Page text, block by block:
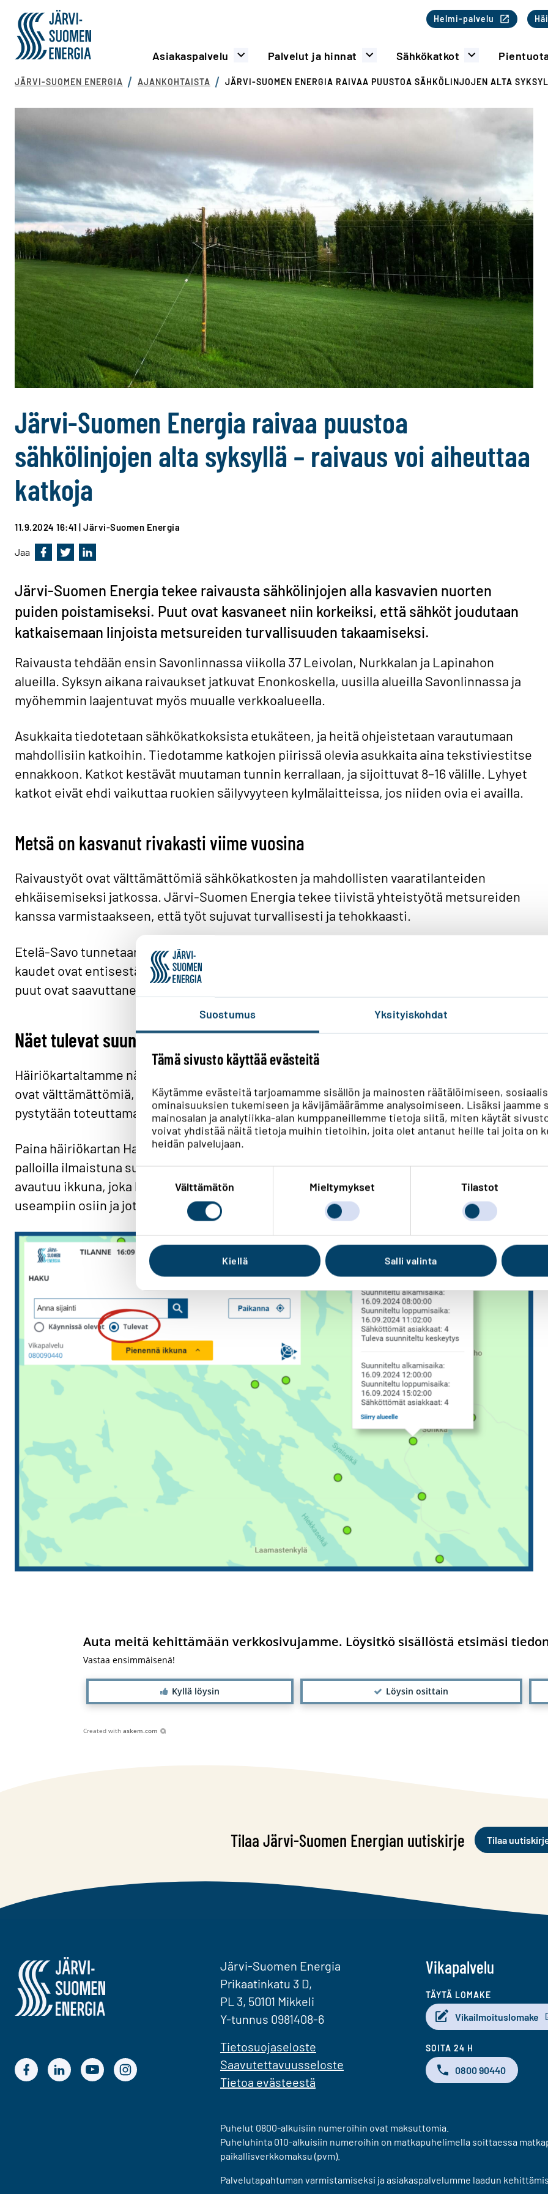
Suostumus Yksityiskohdat
Tämä sivusto käyttää evästeitä
Käytämme evästeitä tarjoamamme sisällön ja mainosten räätälöimiseen,
ominaisuuksien tukemiseen ja kävijämäärämme analysoimiseen. Lisäksi jaamme
mainosalan ja analytiikka-alan kumppaneillemme tietoja siitä, miten käytät
voivat yhdistää näitä tietoja muihin tietoihin, joita olet antanut heille tai joita on
heidän palvelujaan.
Suostumuksen
valinta
Välttämätön Mieltymykset Tilastot
Kiellä Salli valinta
Siirry sisältöön
Järvi-Suomen Energia Toinen
Helmi-palvelu
Päävalikko
Asiakaspalvelu Palvelut ja hinnat Sähkökatkot
JÄRVI-SUOMEN ENERGIA AJANKOHTAISTA JÄRVI-SUOMEN ENERGIA RAIVAA PUUSTOA SÄHKÖLINJOJEN ALTA
Järvi-Suomen Energia raivaa puustoa
sähkölinjojen alta syksyllä – raivaus voi aiheuttaa
katkoja
11.9.2024 16:41 | Järvi-Suomen Energia
Jaa Jaa Facebookissa
Jaa Twitterissä
Jaa Linkedinissä
Järvi-Suomen Energia tekee raivausta sähkölinjojen alla kasvavien nuorten
puiden poistamiseksi. Puut ovat kasvaneet niin korkeiksi, että sähköt joudutaan
katkaisemaan linjoista metsureiden turvallisuuden takaamiseksi.
Raivausta tehdään ensin Savonlinnassa viikolla 37 Leivolan, Nurkkalan ja Lapinahon
alueilla. Syksyn aikana raivaukset jatkuvat Enonkoskella, uusilla alueilla Savonlinnassa ja
myöhemmin laajentuvat myös muualle verkkoalueella.
Asukkaita tiedotetaan sähkökatkoksista etukäteen, ja heitä ohjeistetaan varautumaan
mahdollisiin katkoihin. Tiedotamme katkojen piirissä olevia asukkaita aina tekstiviestitse
ennakkoon. Katkot kestävät muutaman tunnin kerrallaan, ja sijoittuvat 8–16 välille. Lyhyet
katkot eivät ehdi vaikuttaa ruokien säilyvyyteen kylmälaitteissa, jos niiden ovia ei availla.
Metsä on kasvanut rivakasti viime vuosina
Raivaustyöt ovat välttämättömiä sähkökatkosten ja mahdollisten vaaratilanteiden
ehkäisemiseksi jatkossa. Järvi-Suomen Energia tekee tiivistä yhteistyötä metsureiden
kanssa varmistaakseen, että työt sujuvat turvallisesti ja tehokkaasti.
Etelä-Savo tunnetaan nopeasta puuston kasvusta, ja viime vuosina pitkät lämpimät
kaudet ovat entisestään pidentäneet kasvukautta. Tämä on johtanut siihen, että nuoret
puut ovat saavuttaneet sähkölinjojen korkeuden nopeammin kuin aiemmin.
Näet tulevat suunnitellut katkot häiriökartaltamme
Häiriökartaltamme näet helposti alueellesi suunnitellut sähkökatkot. Toisinaan katkot
ovat välttämättömiä, jotta sähköverkon kunnossapitoa tai uuden verkon rakennustöitä
pystytään toteuttamaan turvallisesti.
Paina häiriökartan Haku-välilehdeltä Tulevat-kohdasta. Näin kartalla näkyy vihreillä
palloilla ilmaistuna suunniteltujen sähkökatkojen sijainnit. Painamalla vihreää palloa
avautuu ikkuna, joka kertoo tarkemmin ajankohdista. Raivauksien katkot on jaettu
useampiin osiin ja jotkin useammille päiville.
Auta meitä kehittämään verkkosivujamme. Löysitkö sisällöstä etsimäsi
Vastaa ensimmäisenä!
Kyllä löysin Löysin osittain
Created with askem.com
Tilaa Järvi-Suomen Energian uutiskirje Tilaa
Järvi-Suomen Energia
Järvi-Suomen Energian Facebook
Järvi-Suomen Energian LinkedIn
Järvi-Suomen Energian YouTube
Järvi-Suomen Energian Instagram
Järvi-Suomen Energia
Prikaatinkatu 3 D,
PL 3, 50101 Mikkeli
Y-tunnus 0981408-6
Tietosuojaseloste
Saavutettavuusseloste
Tietoa evästeestä
Vikapalvelu
TÄYTÄ LOMAKE
Vikailmoituslomake
SOITA 24 H
0800 90440
Puhelut 0800-alkuisiin numeroihin ovat maksuttomia.
Puheluhinta 010-alkuisiin numeroihin on matkapuhelimella soittaessa
paikallisverkkomaksu (pvm).
Palvelutapahtuman varmistamiseksi ja asiakaspalvelumme laadun